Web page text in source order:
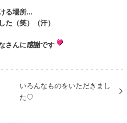
る場所...
た（笑）（汗）
さんに感謝です
いろんなものをいただきまし
た♡